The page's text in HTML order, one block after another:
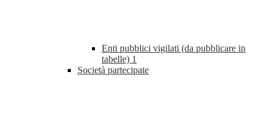
Enti pubblici vigilati (da pubblicare in
tabelle) 1
Società partecipate